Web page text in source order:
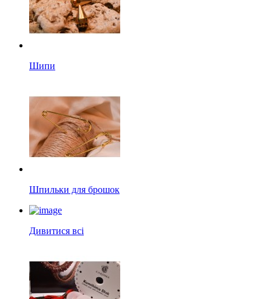
Шипи
Шпильки для брошок
Дивитися всі